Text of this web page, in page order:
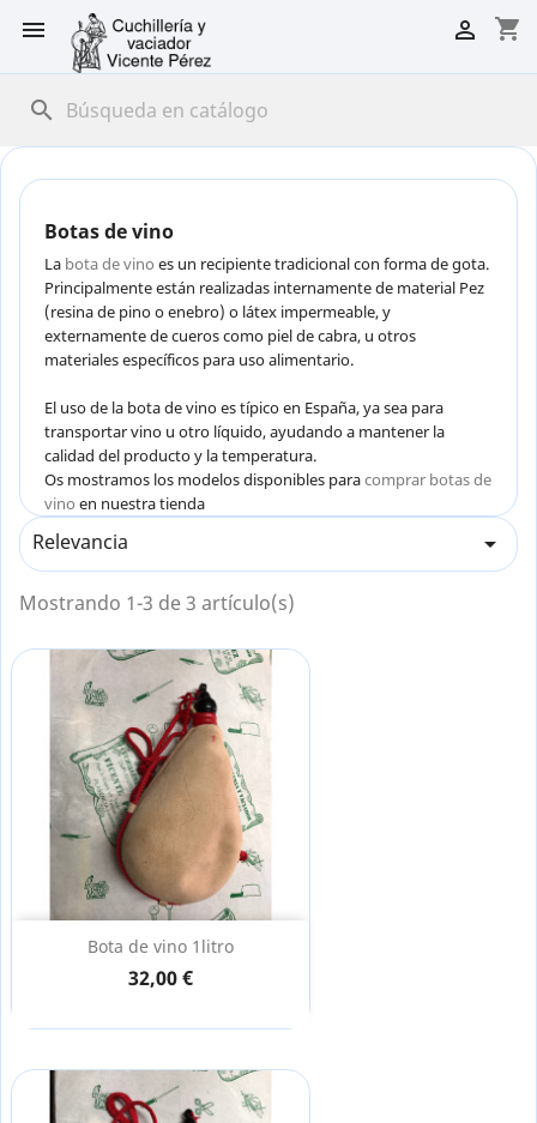
 shopping_cart

search
Botas de vino
La bota de vino es un recipiente tradicional con forma de gota.
Principalmente están realizadas internamente de material Pez
(resina de pino o enebro) o látex impermeable, y
externamente de cueros como piel de cabra, u otros
materiales específicos para uso alimentario.
El uso de la bota de vino es típico en España, ya sea para
transportar vino u otro líquido, ayudando a mantener la
calidad del producto y la temperatura.
Os mostramos los modelos disponibles paracomprar botas de
vino en nuestra tienda
Relevancia 
Mostrando 1-3 de 3 artículo(s)
Bota de vino 1litro
32,00 €